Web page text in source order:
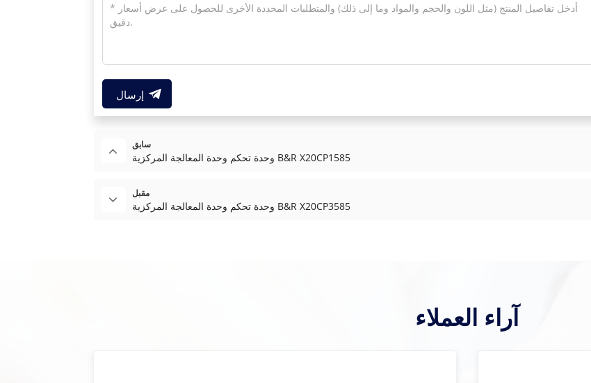
إرسال
سابق
وحدة تحكم وحدة المعالجة المركزية B&R X20CP1585
مقبل
وحدة تحكم وحدة المعالجة المركزية B&R X20CP3585
آراء العملاء